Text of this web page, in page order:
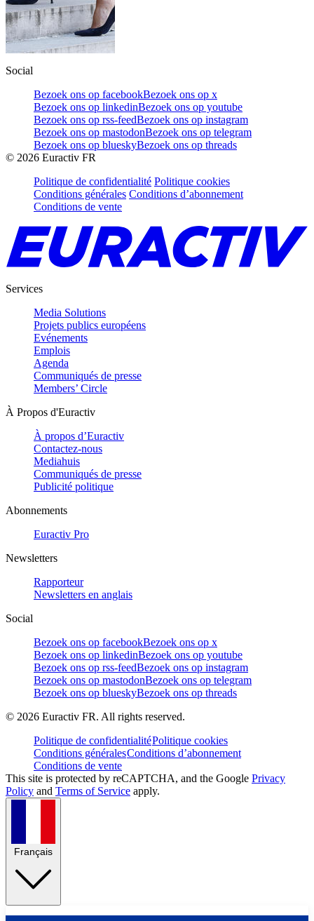
Social
Bezoek ons op facebookBezoek ons op x
Bezoek ons op linkedinBezoek ons op youtube
Bezoek ons op rss-feedBezoek ons op instagram
Bezoek ons op mastodonBezoek ons op telegram
Bezoek ons op blueskyBezoek ons op threads
© 2026 Euractiv FR
Politique de confidentialité Politique cookies
Conditions générales Conditions d’abonnement
Conditions de vente
Services
Media Solutions
Projets publics européens
Evénements
Emplois
Agenda
Communiqués de presse
Members’ Circle
À Propos d'Euractiv
À propos d’Euractiv
Contactez-nous
Mediahuis
Communiqués de presse
Publicité politique
Abonnements
Euractiv Pro
Newsletters
Rapporteur
Newsletters en anglais
Social
Bezoek ons op facebookBezoek ons op x
Bezoek ons op linkedinBezoek ons op youtube
Bezoek ons op rss-feedBezoek ons op instagram
Bezoek ons op mastodonBezoek ons op telegram
Bezoek ons op blueskyBezoek ons op threads
© 2026 Euractiv FR. All rights reserved.
Politique de confidentialitéPolitique cookies
Conditions généralesConditions d’abonnement
Conditions de vente
This site is protected by reCAPTCHA, and the Google Privacy
Policy and Terms of Service apply.
Français